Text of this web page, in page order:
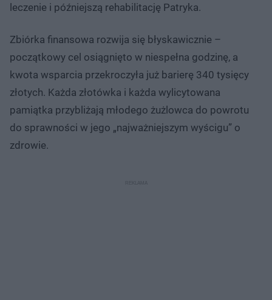
leczenie i późniejszą rehabilitację Patryka.
Zbiórka finansowa rozwija się błyskawicznie –
początkowy cel osiągnięto w niespełna godzinę, a
kwota wsparcia przekroczyła już barierę 340 tysięcy
złotych. Każda złotówka i każda wylicytowana
pamiątka przybliżają młodego żużlowca do powrotu
do sprawności w jego „najważniejszym wyścigu” o
zdrowie.